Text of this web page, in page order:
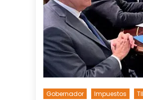
Gobernador Impuestos